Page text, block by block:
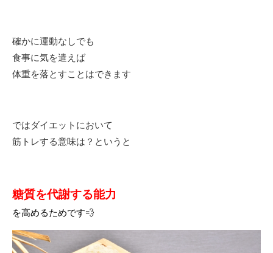
確かに運動なしでも
食事に気を遣えば
体重を落とすことはできます
ではダイエットにおいて
筋トレする意味は？というと
糖質を代謝する能力
を高めるためです💨